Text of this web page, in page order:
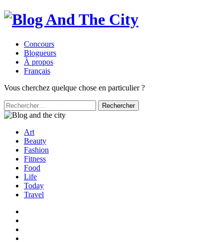
Concours
Blogueurs
À propos
Français
Vous cherchez quelque chose en particulier ?
Rechercher :
Art
Beauty
Fashion
Fitness
Food
Life
Today
Travel